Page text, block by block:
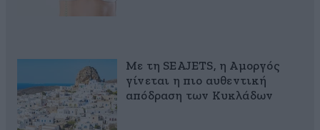
Με τη SEAJETS, η Αμοργός
γίνεται η πιο αυθεντική
απόδραση των Κυκλάδων